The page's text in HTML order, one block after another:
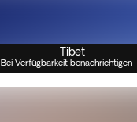
Tibet
Bei Verfügbarkeit benachrichtigen